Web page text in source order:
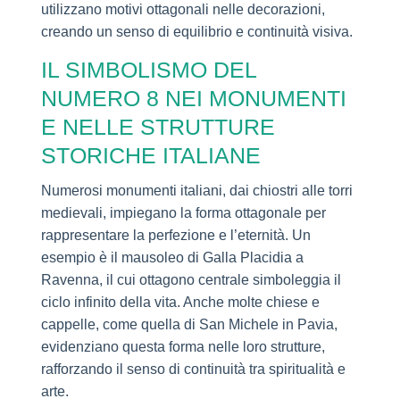
utilizzano motivi ottagonali nelle decorazioni,
creando un senso di equilibrio e continuità visiva.
IL SIMBOLISMO DEL
NUMERO 8 NEI MONUMENTI
E NELLE STRUTTURE
STORICHE ITALIANE
Numerosi monumenti italiani, dai chiostri alle torri
medievali, impiegano la forma ottagonale per
rappresentare la perfezione e l’eternità. Un
esempio è il mausoleo di Galla Placidia a
Ravenna, il cui ottagono centrale simboleggia il
ciclo infinito della vita. Anche molte chiese e
cappelle, come quella di San Michele in Pavia,
evidenziano questa forma nelle loro strutture,
rafforzando il senso di continuità tra spiritualità e
arte.